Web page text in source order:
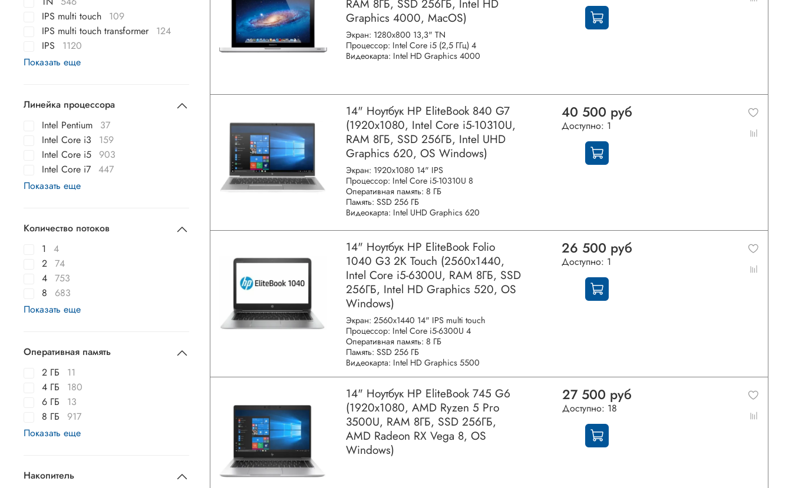
RAM 8ГБ, SSD 256ГБ, Intel HD
Graphics 4000, MacOS)
Экран: 1280x800 13,3" TN
Процессор: Intel Core i5 (2,5 ГГц) 4
Видеокарта: Intel HD Graphics 4000
14" Ноутбук HP EliteBook 840 G7
(1920x1080, Intel Core i5-10310U,
RAM 8ГБ, SSD 256ГБ, Intel UHD
Graphics 620, OS Windows)
Экран: 1920x1080 14" IPS
Процессор: Intel Core i5-10310U 8
Оперативная память: 8 ГБ
Память: SSD 256 ГБ
Видеокарта: Intel UHD Graphics 620
40 500 руб
Доступно: 1
14" Ноутбук HP EliteBook Folio
1040 G3 2K Touch (2560x1440,
Intel Core i5-6300U, RAM 8ГБ, SSD
256ГБ, Intel HD Graphics 520, OS
Windows)
Экран: 2560x1440 14" IPS multi touch
Процессор: Intel Core i5-6300U 4
Оперативная память: 8 ГБ
Память: SSD 256 ГБ
Видеокарта: Intel HD Graphics 5500
26 500 руб
Доступно: 1
14" Ноутбук HP EliteBook 745 G6
(1920x1080, AMD Ryzen 5 Pro
3500U, RAM 8ГБ, SSD 256ГБ,
AMD Radeon RX Vega 8, OS
Windows)
27 500 руб
Доступно: 18
IPS multi touch
109
IPS multi touch transformer 124
IPS
1120
Показать еще
Линейка процессора
Intel Pentium
37
Intel Core i3
159
Intel Core i5
903
Intel Core i7 447
Показать еще
Количество потоков
1
4
2 74
4 753
8
683
Показать еще
Оперативная память
2 ГБ
11
4 ГБ
180
6 ГБ
13
8 ГБ
917
Показать еще
Накопитель